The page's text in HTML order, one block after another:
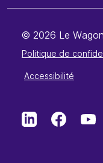
© 2026 Le
Politique de
Accessibilité